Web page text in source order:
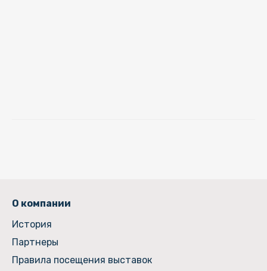
О компании
История
Партнеры
Правила посещения выставок